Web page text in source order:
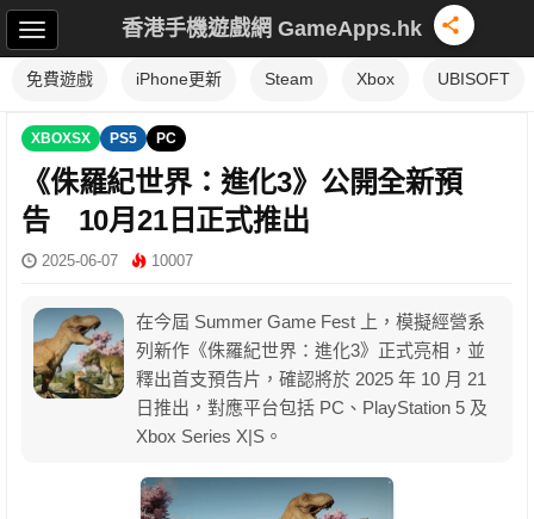
香港手機遊戲網 GameApps.hk
免費遊戲 iPhone更新 Steam Xbox UBISOFT
XBOXSX PS5 PC
《侏羅紀世界：進化3》公開全新預
告 10月21日正式推出
2025-06-07 10007
在今屆 Summer Game Fest 上，模擬經營系
列新作《侏羅紀世界：進化3》正式亮相，並
釋出首支預告片，確認將於 2025 年 10 月 21
日推出，對應平台包括 PC、PlayStation 5 及
Xbox Series X|S。